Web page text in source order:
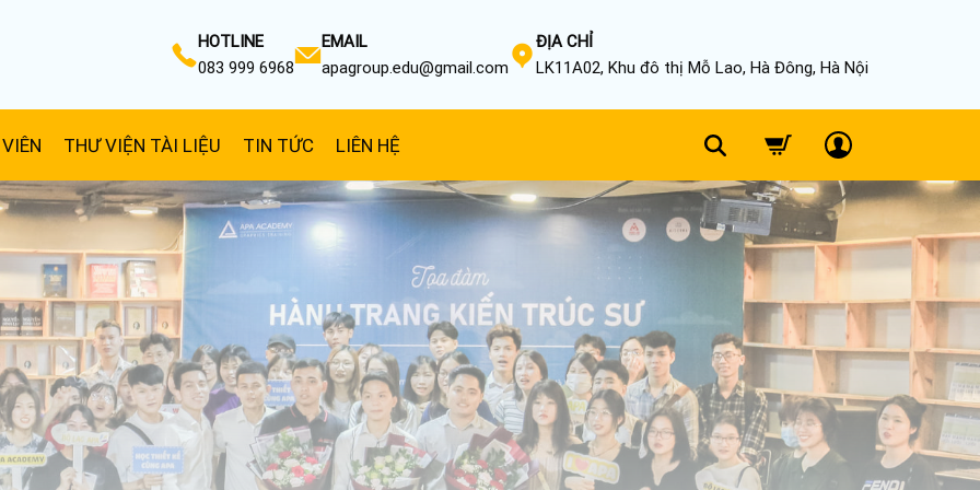
HOTLINE
083 999 6968
EMAIL
apagroup.edu@gmail.com
ĐỊA CHỈ
LK11A02, Khu đô thị Mỗ Lao, Hà Đông, Hà Nội
THƯ VIỆN TÀI LIỆU TIN TỨC LIÊN HỆ